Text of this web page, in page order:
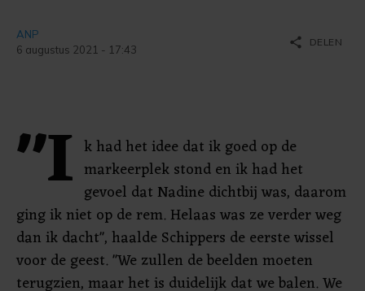
ANP
6 augustus 2021 - 17:43
share DELEN
"I k had het idee dat ik goed op de
markeerplek stond en ik had het
gevoel dat Nadine dichtbij was, daarom
ging ik niet op de rem. Helaas was ze verder weg
dan ik dacht", haalde Schippers de eerste wissel
voor de geest. "We zullen de beelden moeten
terugzien, maar het is duidelijk dat we balen. We